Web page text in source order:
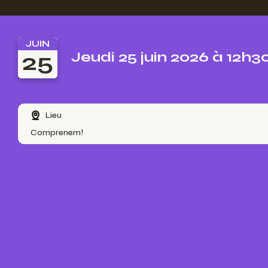
JUIN
25 Jeudi 25 juin 2026 à
Lieu
Comprenem!